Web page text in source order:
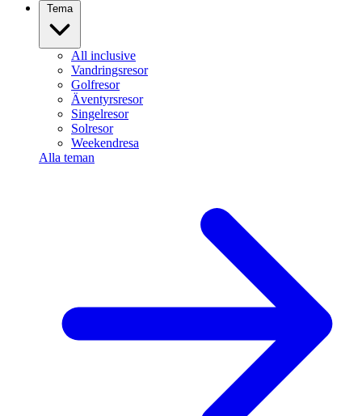
Tema
All inclusive
Vandringsresor
Golfresor
Äventyrsresor
Singelresor
Solresor
Weekendresa
Alla teman